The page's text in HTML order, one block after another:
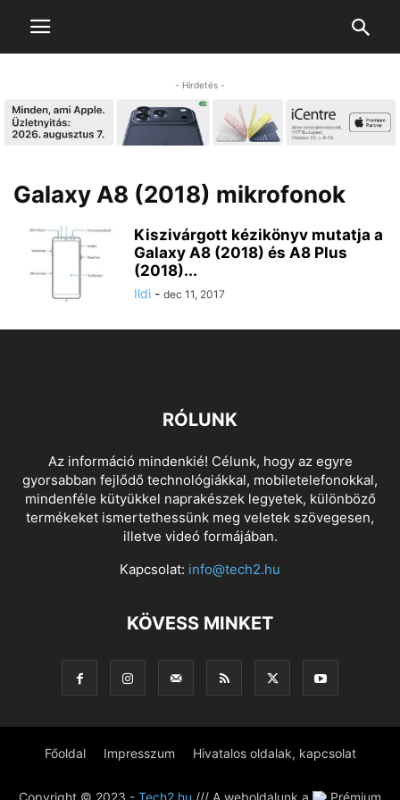
- Hirdetés -
Galaxy A8 (2018) mikrofonok
Kiszivárgott kézikönyv mutatja a
Galaxy A8 (2018) és A8 Plus
(2018)...
Ildi - dec 11, 2017
RÓLUNK
Az információ mindenkié! Célunk, hogy az egyre
gyorsabban fejlődő technológiákkal, mobiletelefonokkal,
mindenféle kütyükkel naprakészek legyetek, különböző
termékeket ismertethessünk meg veletek szövegesen,
illetve videó formájában.
Kapcsolat: info@tech2.hu
KÖVESS MINKET
Főoldal Impresszum Hivatalos oldalak, kapcsolat